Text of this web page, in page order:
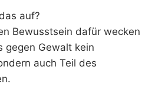
auf?
Bewusstsein dafür wecken
gegen Gewalt kein
auch Teil des